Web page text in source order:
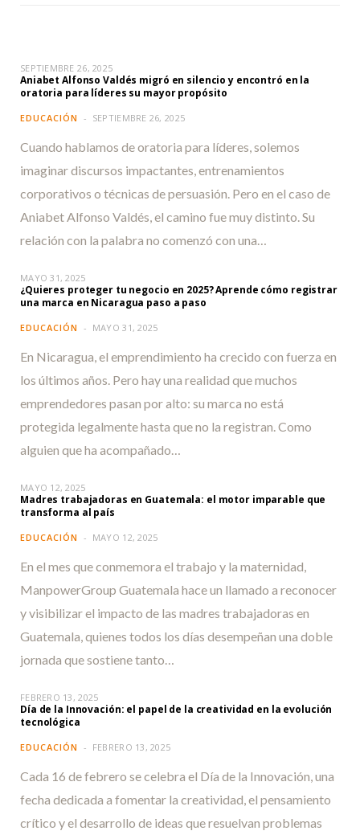
SEPTIEMBRE 26, 2025
Aniabet Alfonso Valdés migró en silencio y encontró en la
oratoria para líderes su mayor propósito
EDUCACIÓN SEPTIEMBRE 26, 2025
Cuando hablamos de oratoria para líderes, solemos
imaginar discursos impactantes, entrenamientos
corporativos o técnicas de persuasión. Pero en el caso de
Aniabet Alfonso Valdés, el camino fue muy distinto. Su
relación con la palabra no comenzó con una…
MAYO 31, 2025
¿Quieres proteger tu negocio en 2025? Aprende cómo registrar
una marca en Nicaragua paso a paso
EDUCACIÓN MAYO 31, 2025
En Nicaragua, el emprendimiento ha crecido con fuerza en
los últimos años. Pero hay una realidad que muchos
emprendedores pasan por alto: su marca no está
protegida legalmente hasta que no la registran. Como
alguien que ha acompañado…
MAYO 12, 2025
Madres trabajadoras en Guatemala: el motor imparable que
transforma al país
EDUCACIÓN MAYO 12, 2025
En el mes que conmemora el trabajo y la maternidad,
ManpowerGroup Guatemala hace un llamado a reconocer
y visibilizar el impacto de las madres trabajadoras en
Guatemala, quienes todos los días desempeñan una doble
jornada que sostiene tanto…
FEBRERO 13, 2025
Día de la Innovación: el papel de la creatividad en la evolución
tecnológica
EDUCACIÓN FEBRERO 13, 2025
Cada 16 de febrero se celebra el Día de la Innovación, una
fecha dedicada a fomentar la creatividad, el pensamiento
crítico y el desarrollo de ideas que resuelvan problemas